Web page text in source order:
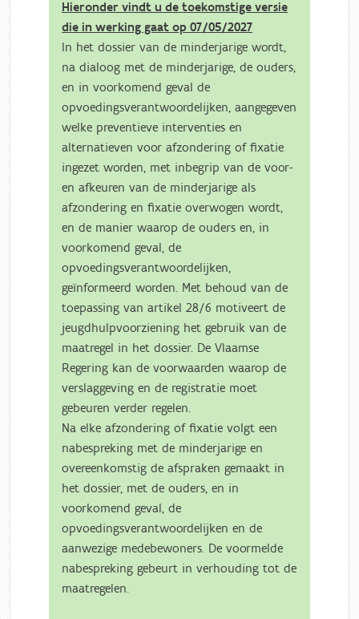
Hieronder vindt u de toekomstige versie
die in werking gaat op 07/05/2027
In het dossier van de minderjarige wordt,
na dialoog met de minderjarige, de ouders,
en in voorkomend geval de
opvoedingsverantwoordelijken, aangegeven
welke preventieve interventies en
alternatieven voor afzondering of fixatie
ingezet worden, met inbegrip van de voor-
en afkeuren van de minderjarige als
afzondering en fixatie overwogen wordt,
en de manier waarop de ouders en, in
voorkomend geval, de
opvoedingsverantwoordelijken,
geïnformeerd worden. Met behoud van de
toepassing van artikel 28/6 motiveert de
jeugdhulpvoorziening het gebruik van de
maatregel in het dossier. De Vlaamse
Regering kan de voorwaarden waarop de
verslaggeving en de registratie moet
gebeuren verder regelen.
Na elke afzondering of fixatie volgt een
nabespreking met de minderjarige en
overeenkomstig de afspraken gemaakt in
het dossier, met de ouders, en in
voorkomend geval, de
opvoedingsverantwoordelijken en de
aanwezige medebewoners. De voormelde
nabespreking gebeurt in verhouding tot de
maatregelen.